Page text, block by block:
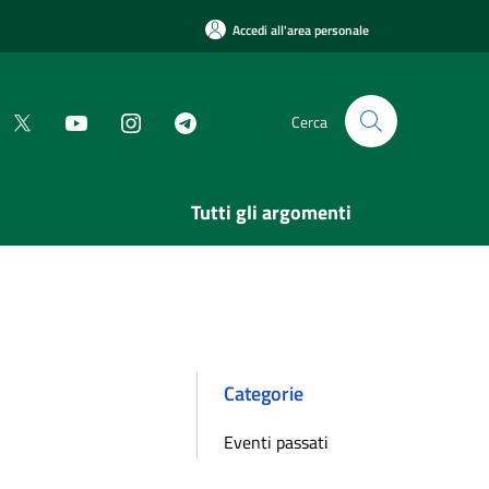
Accedi all'area personale
Cerca
Tutti gli argomenti
Categorie
Eventi passati